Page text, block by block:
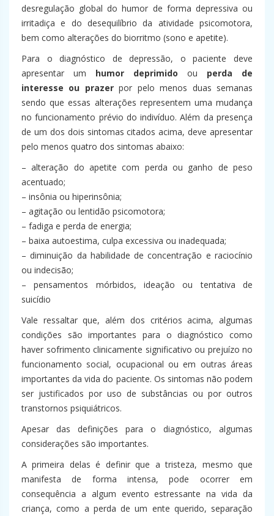
desregulação global do humor de forma depressiva ou
irritadiça e do desequilíbrio da atividade psicomotora,
bem como alterações do biorritmo (sono e apetite).
Para o diagnóstico de depressão, o paciente deve
apresentar um humor deprimido ou perda de
interesse ou prazerpor pelo menos duas semanas
sendo que essas alterações representem uma mudança
no funcionamento prévio do indivíduo. Além da presença
de um dos dois sintomas citados acima, deve apresentar
pelo menos quatro dos sintomas abaixo:
– alteração do apetite com perda ou ganho de peso
acentuado;
– insônia ou hiperinsônia;
– agitação ou lentidão psicomotora;
– fadiga e perda de energia;
– baixa autoestima, culpa excessiva ou inadequada;
– diminuição da habilidade de concentração e raciocínio
ou indecisão;
– pensamentos mórbidos, ideação ou tentativa de
suicídio
Vale ressaltar que, além dos critérios acima, algumas
condições são importantes para o diagnóstico como
haver sofrimento clinicamente significativo ou prejuízo no
funcionamento social, ocupacional ou em outras áreas
importantes da vida do paciente. Os sintomas não podem
ser justificados por uso de substâncias ou por outros
transtornos psiquiátricos.
Apesar das definições para o diagnóstico, algumas
considerações são importantes.
A primeira delas é definir que a tristeza, mesmo que
manifesta de forma intensa, pode ocorrer em
consequência a algum evento estressante na vida da
criança, como a perda de um ente querido, separação